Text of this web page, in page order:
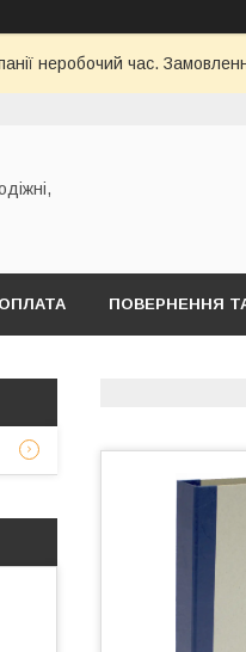
неробочий час.
ПОВЕРНЕННЯ